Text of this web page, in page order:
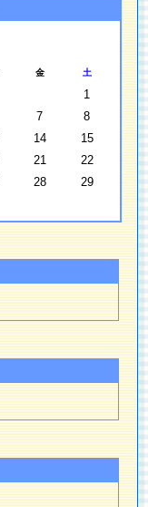
金 土
1
7
8
14
15
21
22
28
29